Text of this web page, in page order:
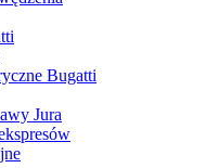
Bugatti
Jura